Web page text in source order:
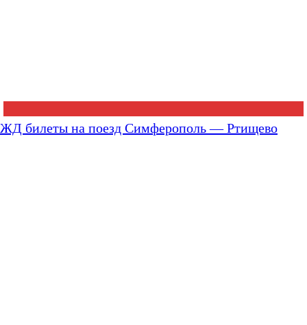
ЖД билеты на поезд Симферополь — Ртищево